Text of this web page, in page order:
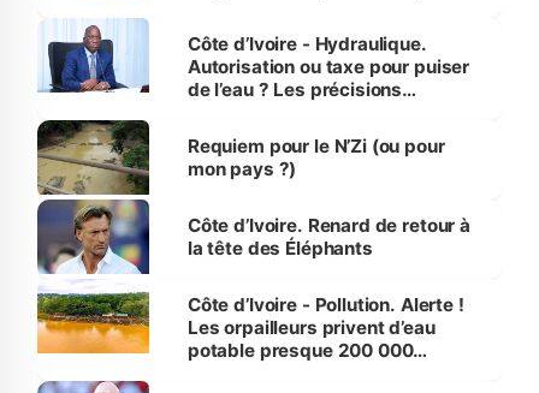
Côte d’Ivoire - Hydraulique.
Autorisation ou taxe pour puiser
de l’eau ? Les précisions
Requiem pour le N’Zi (ou pour
mon pays ?)
Côte d’Ivoire. Renard de retour à
la tête des Éléphants
Côte d’Ivoire - Pollution. Alerte !
Les orpailleurs privent d’eau
potable presque 200 000